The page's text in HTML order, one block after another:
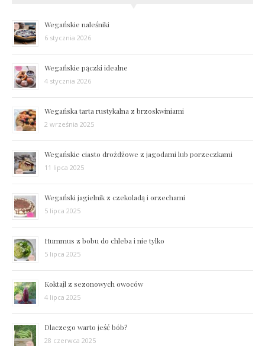
Wegańskie naleśniki
6 stycznia 2026
Wegańskie pączki idealne
4 stycznia 2026
Wegańska tarta rustykalna z brzoskwiniami
2 września 2025
Wegańskie ciasto drożdżowe z jagodami lub porzeczkami
11 lipca 2025
Wegański jagielnik z czekoladą i orzechami
5 lipca 2025
Hummus z bobu do chleba i nie tylko
5 lipca 2025
Koktajl z sezonowych owoców
4 lipca 2025
Dlaczego warto jeść bób?
28 czerwca 2025